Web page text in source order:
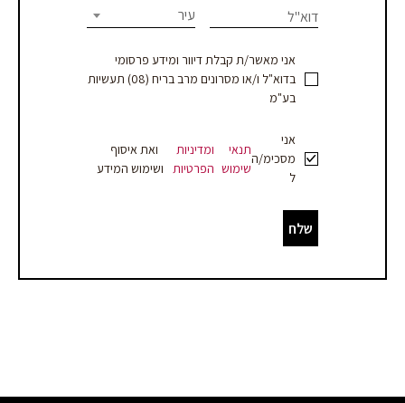
עמוד
מוצר
-
דוא"ל עיר
אני מאשר/ת קבלת דיוור ומידע פרסומי
בדוא"ל ו/או מסרונים מרב בריח (08) תעשיות
בע"מ
אני
מסכימ/ה
ל
תנאי
שימוש
ומדיניות
הפרטיות
ואת איסוף
ושימוש המידע
שלח
this
field
blank.